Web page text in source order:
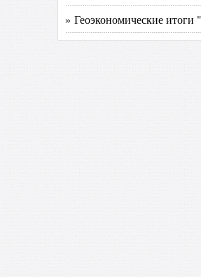
» Геоэкономические итоги